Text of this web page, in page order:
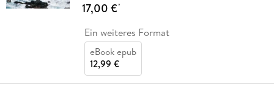
17,00 €*
Ein weiteres Format
eBook epub
12,99 €